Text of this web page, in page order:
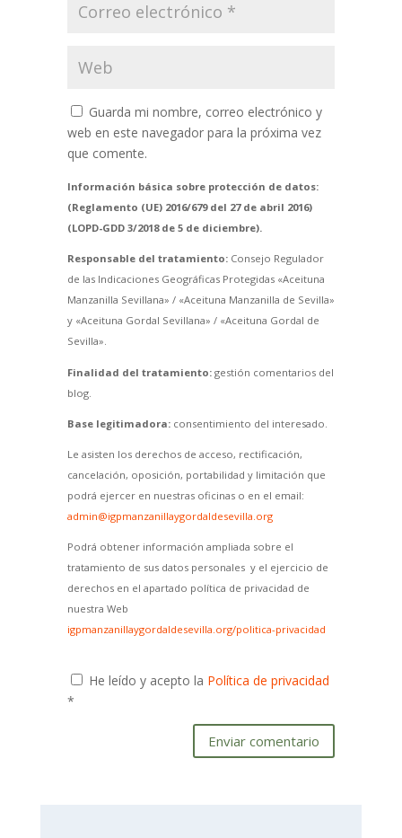
Guarda mi nombre, correo electrónico y
web en este navegador para la próxima vez
que comente.
Información básica sobre protección de datos:
(Reglamento (UE) 2016/679 del 27 de abril 2016)
(LOPD-GDD 3/2018 de 5 de diciembre).
Responsable del tratamiento:Consejo Regulador
de las Indicaciones Geográficas Protegidas «Aceituna
Manzanilla Sevillana» / «Aceituna Manzanilla de Sevilla»
y «Aceituna Gordal Sevillana» / «Aceituna Gordal de
Sevilla».
Finalidad del tratamiento:gestión comentarios del
blog.
Base legitimadora:consentimiento del interesado.
Le asisten los derechos de acceso, rectificación,
cancelación, oposición, portabilidad y limitación que
podrá ejercer en nuestras oficinas o en el email:
admin@igpmanzanillaygordaldesevilla.org
Podrá obtener información ampliada sobre el
tratamiento de sus datos personales y el ejercicio de
derechos en el apartado política de privacidad de
nuestra Web
igpmanzanillaygordaldesevilla.org/politica-privacidad
He leído y acepto la Política de privacidad
*
Enviar comentario